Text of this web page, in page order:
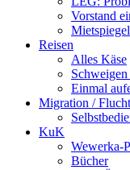
Vorstand
Reisen
Alles Käse
Einmal
Migration / Flucht
KuK
Wewerka-
Bücher